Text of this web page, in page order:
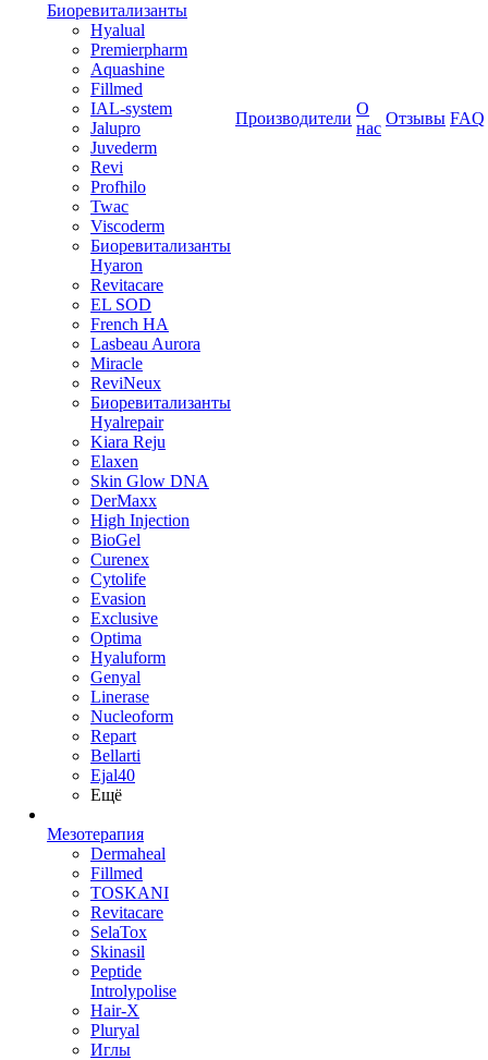
Биоревитализанты
Hyalual
Premierpharm
Aquashine
Fillmed
IAL-system
Jalupro
Juvederm
Revi
Profhilo
Twac
Viscoderm
Биоревитализанты
Hyaron
Revitacare
EL SOD
French HA
Lasbeau Aurora
Miracle
ReviNeux
Биоревитализанты
Hyalrepair
Kiara Reju
Elaxen
Skin Glow DNA
DerMaxx
High Injection
BioGel
Curenex
Cytolife
Evasion
Exclusive
Optima
Hyaluform
Genyal
Linerase
Nucleoform
Repart
Bellarti
Ejal40
Ещё
Мезотерапия
Dermaheal
Fillmed
TOSKANI
Revitacare
SelaTox
Skinasil
Peptide
Introlypolise
Hair-X
Pluryal
Иглы
Производители
О
нас
Отзывы FAQ